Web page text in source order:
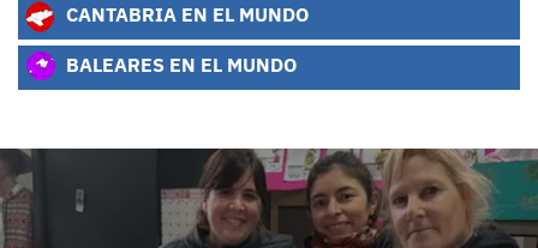
CANTABRIA EN EL MUNDO
BALEARES EN EL MUNDO